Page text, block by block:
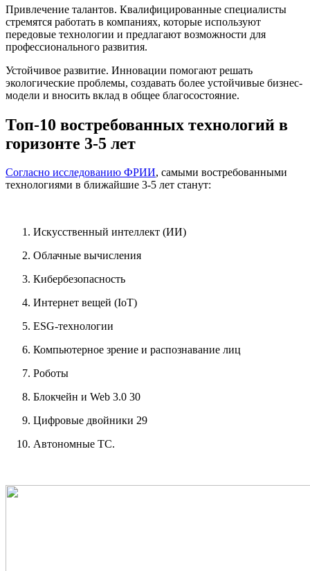
Привлечение талантов. Квалифицированные специалисты
стремятся работать в компаниях, которые используют
передовые технологии и предлагают возможности для
профессионального развития.
Устойчивое развитие. Инновации помогают решать
экологические проблемы, создавать более устойчивые бизнес-
модели и вносить вклад в общее благосостояние.
Топ-10 востребованных технологий в
горизонте 3-5 лет
Согласно исследованию ФРИИ, самыми востребованными
технологиями в ближайшие 3-5 лет станут:
Искусственный интеллект (ИИ)
Облачные вычисления
Кибербезопасность
Интернет вещей (IoT)
ESG-технологии
Компьютерное зрение и распознавание лиц
Роботы
Блокчейн и Web 3.0 30
Цифровые двойники 29
Автономные ТС.